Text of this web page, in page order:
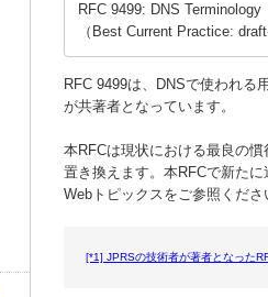
RFC 9499: DNS Terminology
（Best Current Practice:
RFC 9499は、DNSで使われる
が共著者となっています。
本RFCは現状における最良の
置き換えます。本RFCで新た
Webトピックスをご参照くださ
[*1] JPRSの技術者が著者となった